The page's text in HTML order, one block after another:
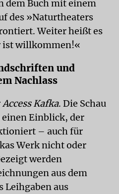
dem Buch mit einem
des »Naturtheaters
Weiter heißt es
ist willkommen!«
und
Nachlass
Access Kafka. Die Schau
einen Einblick, der
– auch für
Werk nicht oder
werden
aus dem
Leihgaben aus